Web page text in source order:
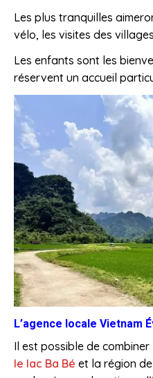
Les plus tranquilles
vélo, les visites des
Les enfants sont les
réservent un accueil
L’agence locale Vietnam
Il est possible de combiner
le lac Ba Bé et la région